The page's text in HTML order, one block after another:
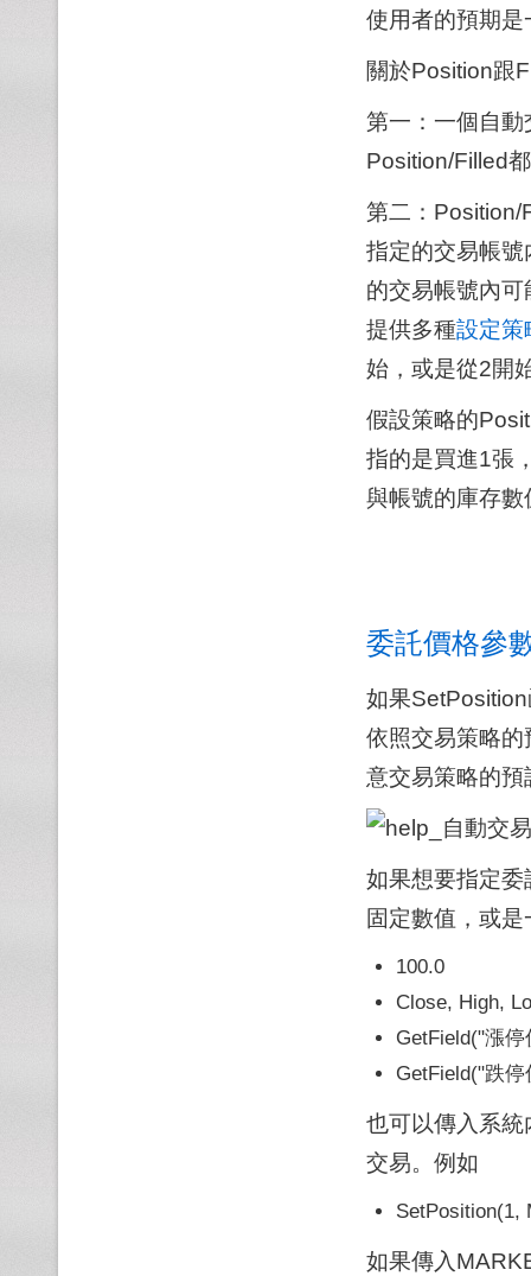
使用者的預期是
關於Position跟
第一：一個自
Position/Filled
第二：Position/
指定的交易帳
的交易帳號內
提供多種設定策
始，或是從2開
假設策略的
指的是買進1張
與帳號的庫存
委託價格參
如果
依照交易策略
意交易策略的
如果想要指定
固定數值，或
100.0
Close, High,
GetField("漲
GetField("跌
也可以傳入系
交易。例如
SetPosition(1,
如果傳入